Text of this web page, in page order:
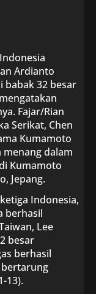
Ardianto
babak 32 besar
Fajar/Rian
Serikat, Chen
Kumamoto
menang dalam
Kumamoto
Jepang.
Indonesia,
berhasil
Lee
besar
berhasil
bertarung
13).